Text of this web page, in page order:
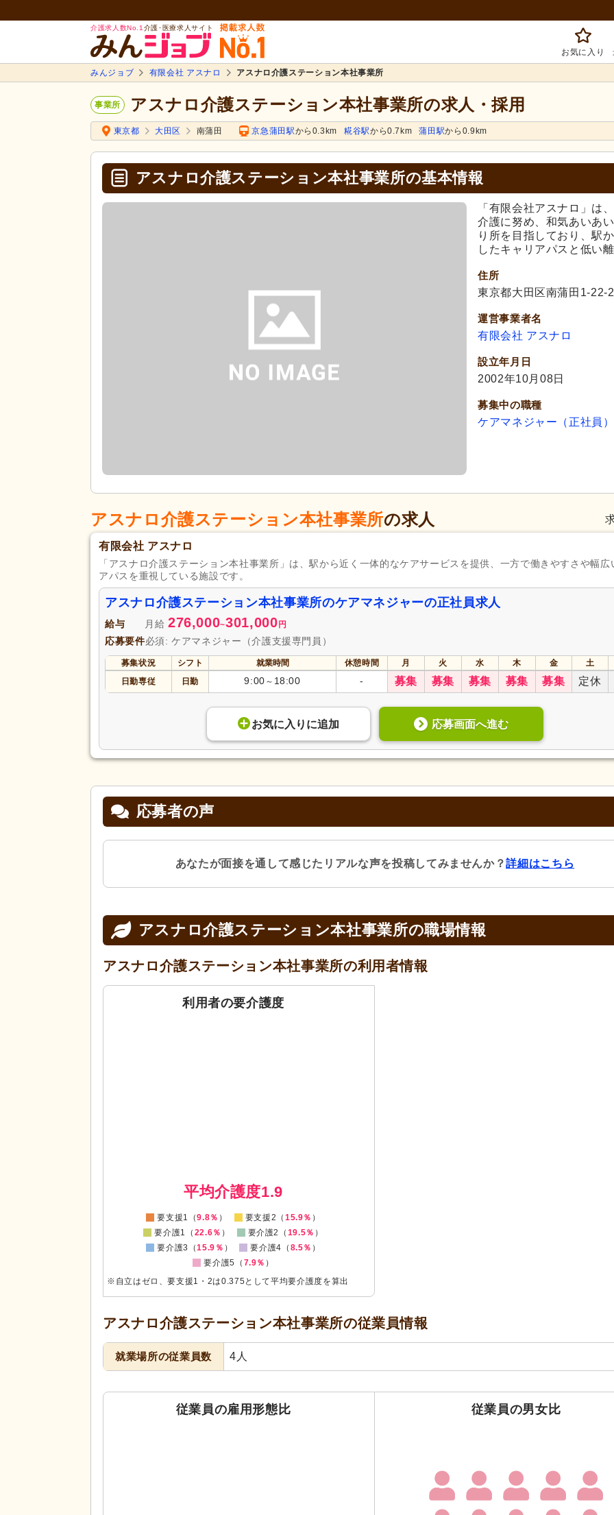
介護求人数No.1 介護･医療求人サイト
お気に入り
みんジョブ 有限会社 アスナロ アスナロ介護ステーション本社事業所
事業所 アスナロ介護ステーション本社事業所の求人・採用
東京都 大田区 南蒲田 京急蒲田駅から0.3km 糀谷駅から0.7km 蒲田駅から0.9km
アスナロ介護ステーション本社事業所の基本情報
「有限会社アスナロ」は
介護に努め、和気あいあ
り所を目指しており、駅
したキャリアパスと低い
住所
東京都大田区南蒲田1-22-
運営事業者名
有限会社 アスナロ
設立年月日
2002年10月08日
募集中の職種
ケアマネジャー（正社員）
アスナロ介護ステーション本社事業所の求人
有限会社 アスナロ
「アスナロ介護ステーション本社事業所」は、駅から近く一体的なケアサービスを提供、一方で働きやすさや幅広
アパスを重視している施設です。
アスナロ介護ステーション本社事業所のケアマネジャーの正社員求人
給与 月給 276,000~301,000 円
応募要件必須: ケアマネジャー（介護支援専門員）
募集状況 シフト 就業時間 休憩時間 月 火 水 木 金
土
日勤専従
日勤 9:00 ～ 18:00 - 募集 募集 募集 募集 募集 定休
お気に入り に追加 応募画面へ進む
応募者の声
あなたが面接を通して感じたリアルな声を投稿してみませんか？詳細はこちら
アスナロ介護ステーション本社事業所の職場情報
アスナロ介護ステーション本社事業所の利用者情報
利用者の要介護度
0
平均介護度1.9
要支援1（9.8％ ） 要支援2（ 15.9％ ）
要介護1（ 22.6％ ） 要介護2（ 19.5％ ）
要介護3（15.9％ ） 要介護4（ 8.5％ ）
要介護5（ 7.9％ ）
※自立はゼロ、要支援1・2は0.375として平均要介護度を算出
アスナロ介護ステーション本社事業所の従業員情報
就業場所の従業員数 4人
従業員の雇用形態比 従業員の男女比